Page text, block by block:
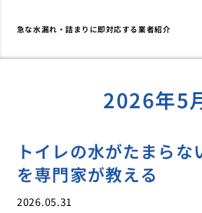
急な水漏れ・詰まりに即対応する業者紹介
2026年5
トイレの水がたまらな
を専門家が教える
2026.05.31